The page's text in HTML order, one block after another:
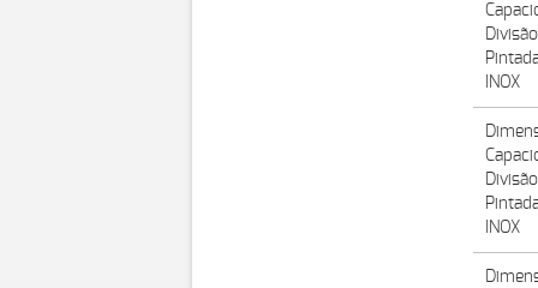
INOX
INOX